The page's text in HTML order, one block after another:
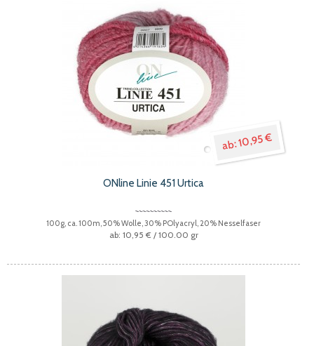
10,95 €
ONline Linie 451 Urtica
100g, ca. 100m, 50% Wolle, 30% POlyacryl, 20% Nesselfaser
10,95 € / 100.00 gr